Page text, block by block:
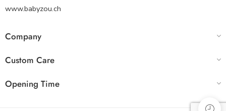
www.babyzou.ch
Company
Custom Care
Opening Time